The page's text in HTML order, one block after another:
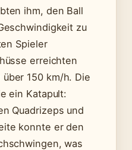
ihm, den Ball
zu
Spieler
erreichten
150 km/h. Die
ein Katapult:
Quadrizeps und
konnte er den
was